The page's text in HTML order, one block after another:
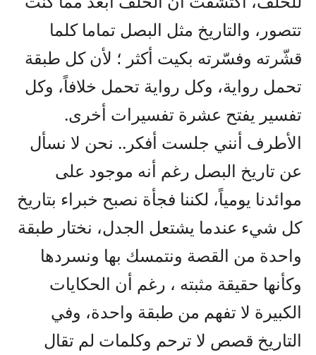
تتصور، والتاريخ مثل البصل تماما كلما
قشّرته وفسّرته بكيت أكثر ؛ لأن كل طبقة
تحمل رواية، وكل رواية تحمل خلافاً، وكل
تفسير يفتح عشرة تفسيرات أخرى.
الأطرف أنني جلست أفكر.. نحن لا نسأل
عن تاريخ البصل رغم أنه موجود على
موائدنا يومياً، لكننا فجأة نصبح خبراء بتاريخ
كل شيء عندما يشتعل الجدل، نختار طبقة
واحدة من القصة ونتمسك بها ونسردها
وكأنها حقيقة مثبته ، رغم أن الحكايات
الكبيرة لا تفهم من طبقة واحدة، وفي
التاريخ قصص لا ترحم وكلمات لم تقال